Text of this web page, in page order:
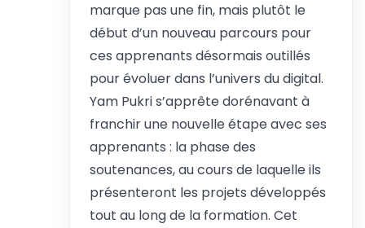
marque pas une fin, mais plutôt le
début d’un nouveau parcours pour
ces apprenants désormais outillés
pour évoluer dans l’univers du digital.
Yam Pukri s’apprête dorénavant à
franchir une nouvelle étape avec ses
apprenants : la phase des
soutenances, au cours de laquelle ils
présenteront les projets développés
tout au long de la formation. Cet